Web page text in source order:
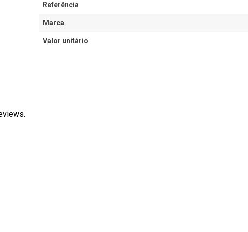
Referência
Marca
Valor unitário